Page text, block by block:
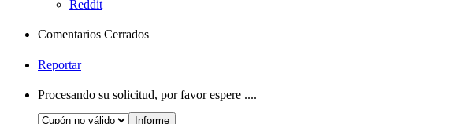
Reddit
Comentarios Cerrados
Reportar
Procesando su solicitud, por favor espere ....